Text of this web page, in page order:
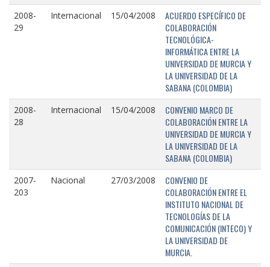
2008-
29
Internacional 15/04/2008
ACUERDO ESPECÍFICO DE
COLABORACIÓN
TECNOLÓGICA-
INFORMÁTICA ENTRE LA
UNIVERSIDAD DE MURCIA Y
LA UNIVERSIDAD DE LA
SABANA (COLOMBIA)
2008-
28
Internacional 15/04/2008
CONVENIO MARCO DE
COLABORACIÓN ENTRE LA
UNIVERSIDAD DE MURCIA Y
LA UNIVERSIDAD DE LA
SABANA (COLOMBIA)
2007-
203
Nacional 27/03/2008
CONVENIO DE
COLABORACIÓN ENTRE EL
INSTITUTO NACIONAL DE
TECNOLOGÍAS DE LA
COMUNICACIÓN (INTECO) Y
LA UNIVERSIDAD DE
MURCIA.